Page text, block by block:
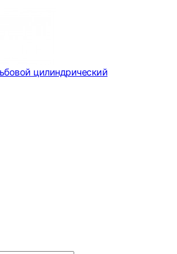
цилиндрический